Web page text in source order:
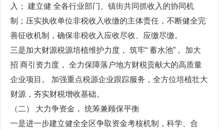
入； 建立健 全各行业部门、镇街共同抓收入的协同机
制；压实执收单位非税收入收缴的主体责任，不断健全完
善征收机制，确保非税收入应收尽收、应缴尽缴。
三是加大财源税源培植维护力度， 筑牢“ 蓄水池” 。加大
招 商引资力度， 全力保障落户地方财税贡献大的高质量
企业项目。 加强重点税源企业跟踪服务，全方位培植壮大
财源，夯实财税增收基础。
（二） 大力争资金， 统筹兼顾保平衡
一是进一步建立健全全区争取资金考核机制，科学、合